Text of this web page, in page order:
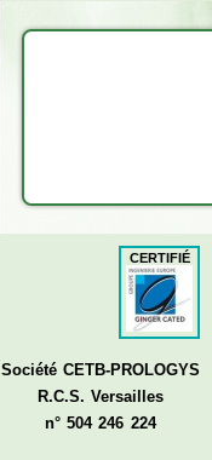
CERTIFIÉ
Société CETB-PROLOGYS
R.C.S. Versailles
n° 504 246 224